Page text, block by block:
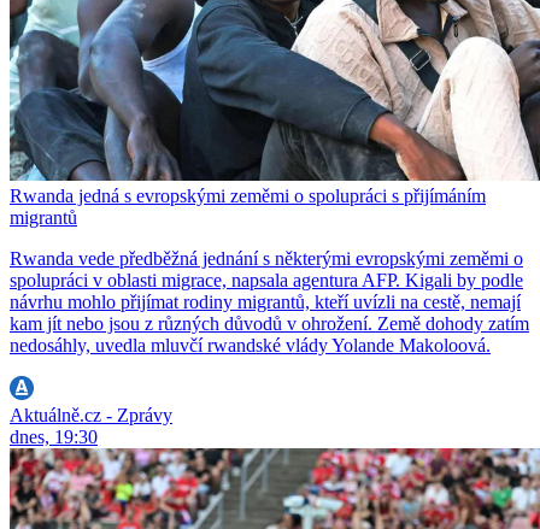
Rwanda jedná s evropskými zeměmi o spolupráci s přijímáním
migrantů
Rwanda vede předběžná jednání s některými evropskými zeměmi o
spolupráci v oblasti migrace, napsala agentura AFP. Kigali by podle
návrhu mohlo přijímat rodiny migrantů, kteří uvízli na cestě, nemají
kam jít nebo jsou z různých důvodů v ohrožení. Země dohody zatím
nedosáhly, uvedla mluvčí rwandské vlády Yolande Makoloová.
Aktuálně.cz - Zprávy
dnes, 19:30